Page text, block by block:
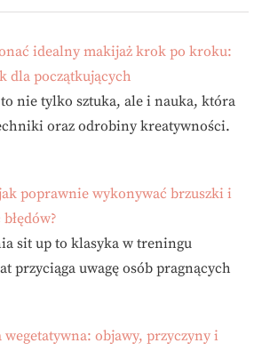
idealny makijaż krok po kroku:
dla początkujących
nie tylko sztuka, ale i nauka, która
oraz odrobiny kreatywności.
poprawnie wykonywać brzuszki i
sit up to klasyka w treningu
przyciąga uwagę osób pragnących
objawy, przyczyny i